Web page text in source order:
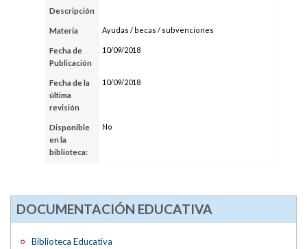
Descripción
Materia Ayudas / becas / subvenciones
Fecha de
Publicación
10/09/2018
Fecha de la
última
revisión
10/09/2018
Disponible
en la
biblioteca:
No
DOCUMENTACIÓN EDUCATIVA
Biblioteca Educativa